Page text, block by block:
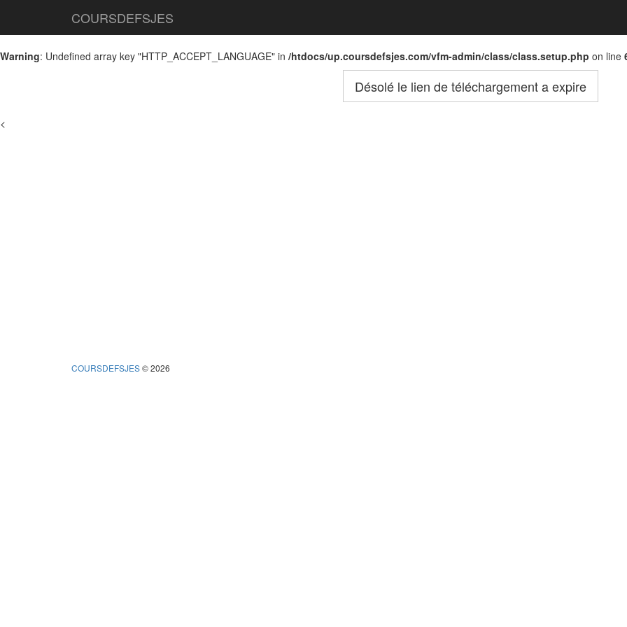
Warning: Undefined array key "HTTP_ACCEPT_LANGUAGE" in /htdocs/up.coursdefsjes.com/vfm-admin/class/class.setup.php on line
COURSDEFSJES
Désolé le lien de téléchargement a expire
<
COURSDEFSJES© 2026